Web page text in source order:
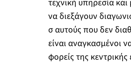
τεχνική υπηρεσία
να διεξάγουν
σ αυτούς που δεν
είναι αναγκασμένοι
φορείς της κεντρικής